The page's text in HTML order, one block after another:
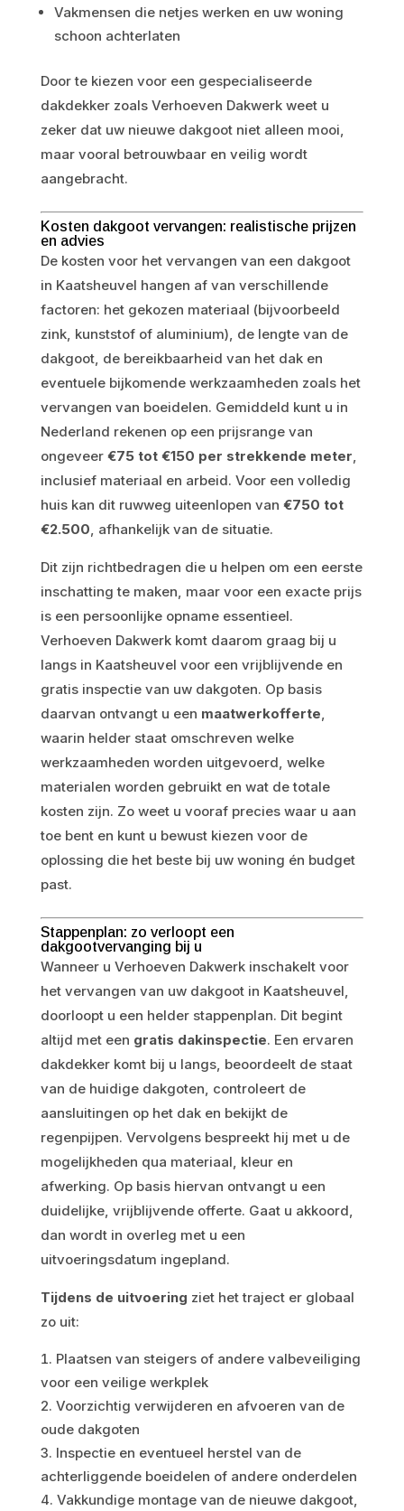
Vakmensen die netjes werken en uw woning
schoon achterlaten
Door te kiezen voor een gespecialiseerde
dakdekker zoals Verhoeven Dakwerk weet u
zeker dat uw nieuwe dakgoot niet alleen mooi,
maar vooral betrouwbaar en veilig wordt
aangebracht.
Kosten dakgoot vervangen: realistische prijzen
en advies
De kosten voor het vervangen van een dakgoot
in Kaatsheuvel hangen af van verschillende
factoren: het gekozen materiaal (bijvoorbeeld
zink, kunststof of aluminium), de lengte van de
dakgoot, de bereikbaarheid van het dak en
eventuele bijkomende werkzaamheden zoals het
vervangen van boeidelen. Gemiddeld kunt u in
Nederland rekenen op een prijsrange van
ongeveer €75 tot €150 per strekkende meter,
inclusief materiaal en arbeid. Voor een volledig
huis kan dit ruwweg uiteenlopen van €750 tot
€2.500, afhankelijk van de situatie.
Dit zijn richtbedragen die u helpen om een eerste
inschatting te maken, maar voor een exacte prijs
is een persoonlijke opname essentieel.
Verhoeven Dakwerk komt daarom graag bij u
langs in Kaatsheuvel voor een vrijblijvende en
gratis inspectie van uw dakgoten. Op basis
daarvan ontvangt u een maatwerkofferte,
waarin helder staat omschreven welke
werkzaamheden worden uitgevoerd, welke
materialen worden gebruikt en wat de totale
kosten zijn. Zo weet u vooraf precies waar u aan
toe bent en kunt u bewust kiezen voor de
oplossing die het beste bij uw woning én budget
past.
Stappenplan: zo verloopt een
dakgootvervanging bij u
Wanneer u Verhoeven Dakwerk inschakelt voor
het vervangen van uw dakgoot in Kaatsheuvel,
doorloopt u een helder stappenplan. Dit begint
altijd met een gratis dakinspectie. Een ervaren
dakdekker komt bij u langs, beoordeelt de staat
van de huidige dakgoten, controleert de
aansluitingen op het dak en bekijkt de
regenpijpen. Vervolgens bespreekt hij met u de
mogelijkheden qua materiaal, kleur en
afwerking. Op basis hiervan ontvangt u een
duidelijke, vrijblijvende offerte. Gaat u akkoord,
dan wordt in overleg met u een
uitvoeringsdatum ingepland.
Tijdens de uitvoering ziet het traject er globaal
zo uit:
Plaatsen van steigers of andere valbeveiliging
voor een veilige werkplek
Voorzichtig verwijderen en afvoeren van de
oude dakgoten
Inspectie en eventueel herstel van de
achterliggende boeidelen of andere onderdelen
Vakkundige montage van de nieuwe dakgoot,